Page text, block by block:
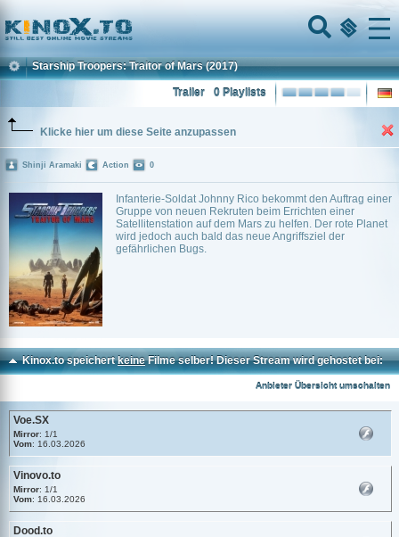
Home
Menu
Starship Troopers: Traitor of Mars (2017)
0 Playlists
Trailer
Klicke hier um diese Seite anzupassen
Infanterie-Soldat Johnny Rico bekommt den Auftrag einer
Gruppe von neuen Rekruten beim Errichten einer
Satellitenstation auf dem Mars zu helfen. Der rote Planet
wird jedoch auch bald das neue Angriffsziel der
gefährlichen Bugs.
Shinji Aramaki Action 0
Kinox.to speichertkeineFilme selber! Dieser Stream wird gehostet bei:
Anbieter Übersicht umschalten
Voe.SX
Mirror: 1/1
Vom: 16.03.2026
Vinovo.to
Mirror: 1/1
Vom: 16.03.2026
Dood.to